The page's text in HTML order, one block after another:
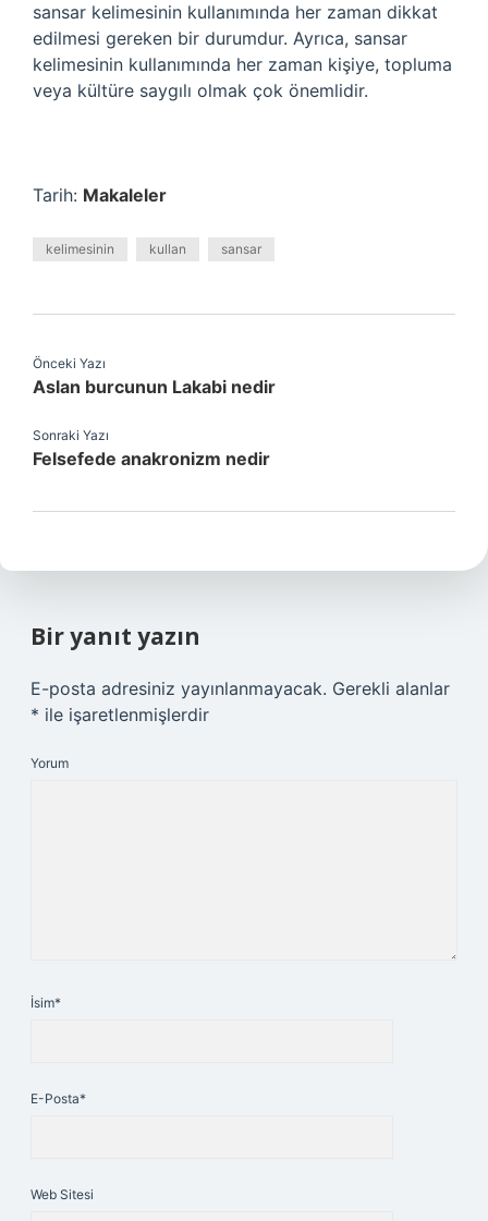
sansar kelimesinin kullanımında her zaman dikkat
edilmesi gereken bir durumdur. Ayrıca, sansar
kelimesinin kullanımında her zaman kişiye, topluma
veya kültüre saygılı olmak çok önemlidir.
Tarih: Makaleler
kelimesinin kullan sansar
Önceki Yazı
Aslan burcunun Lakabi nedir
Sonraki Yazı
Felsefede anakronizm nedir
Bir yanıt yazın
E-posta adresiniz yayınlanmayacak. Gerekli alanlar
* ile işaretlenmişlerdir
Yorum
İsim*
E-Posta*
Web Sitesi